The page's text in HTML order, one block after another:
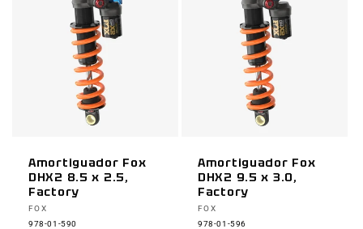
Amortiguador Fox
DHX2 8.5 x 2.5,
Factory
Proveedor:
FOX
978-01-590
Amortiguador Fox
DHX2 9.5 x 3.0,
Factory
Proveedor:
FOX
978-01-596